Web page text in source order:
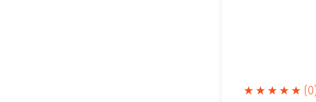
★★★★★ (0)